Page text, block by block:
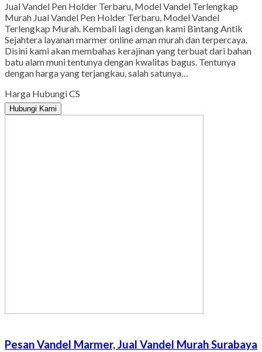
Jual Vandel Pen Holder Terbaru, Model Vandel Terlengkap
Murah Jual Vandel Pen Holder Terbaru, Model Vandel
Terlengkap Murah. Kembali lagi dengan kami Bintang Antik
Sejahtera layanan marmer online aman murah dan terpercaya.
Disini kami akan membahas kerajinan yang terbuat dari bahan
batu alam muni tentunya dengan kwalitas bagus. Tentunya
dengan harga yang terjangkau, salah satunya…
Harga Hubungi CS
Hubungi Kami
Pesan Vandel Marmer, Jual Vandel Murah Surabaya